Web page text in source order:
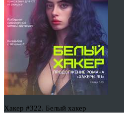
Хакер #322. Белый хакер